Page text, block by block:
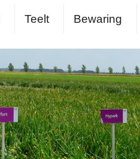
Teelt Bewaring